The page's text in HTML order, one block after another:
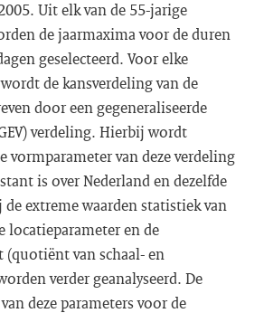
Uit elk van de 55-jarige
de jaarmaxima voor de duren
geselecteerd. Voor elke
de kansverdeling van de
door een gegeneraliseerde
verdeling. Hierbij wordt
vormparameter van deze verdeling
is over Nederland en dezelfde
extreme waarden statistiek van
locatieparameter en de
(quotiënt van schaal- en
verder geanalyseerd. De
deze parameters voor de